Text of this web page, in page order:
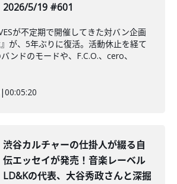
2026/5/19 #601
が不定期で開催してきた対バン企画
』が、5年ぶりに復活。活動休止を経て
ンドのモードや、F.C.O.、cero、
|00:05:20
渋谷カルチャーの仕掛人が綴る自
伝エッセイが発売！音楽レーベル
LD&Kの代表、大谷秀政さんと深掘